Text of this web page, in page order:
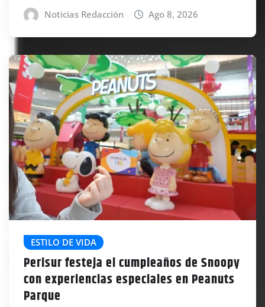
Noticias Redacción Ago 8, 2026
ESTILO DE VIDA
Perisur festeja el cumpleaños de Snoopy
con experiencias especiales en Peanuts
Parque